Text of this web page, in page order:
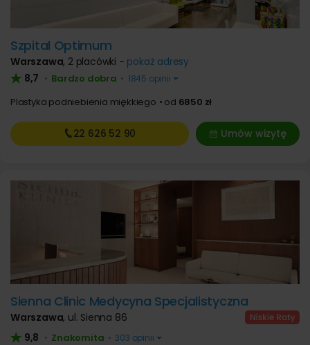
Szpital Optimum
Warszawa, 2 placówki - pokaż adresy
8,7 • Bardzo dobra • 1845 opinii
Plastyka podniebienia miękkiego od 6850 zł
Umów wizytę
22 626 52 90
Sienna Clinic Medycyna Specjalistyczna
Warszawa, ul. Sienna 86
9,8 • Znakomita • 303 opinii